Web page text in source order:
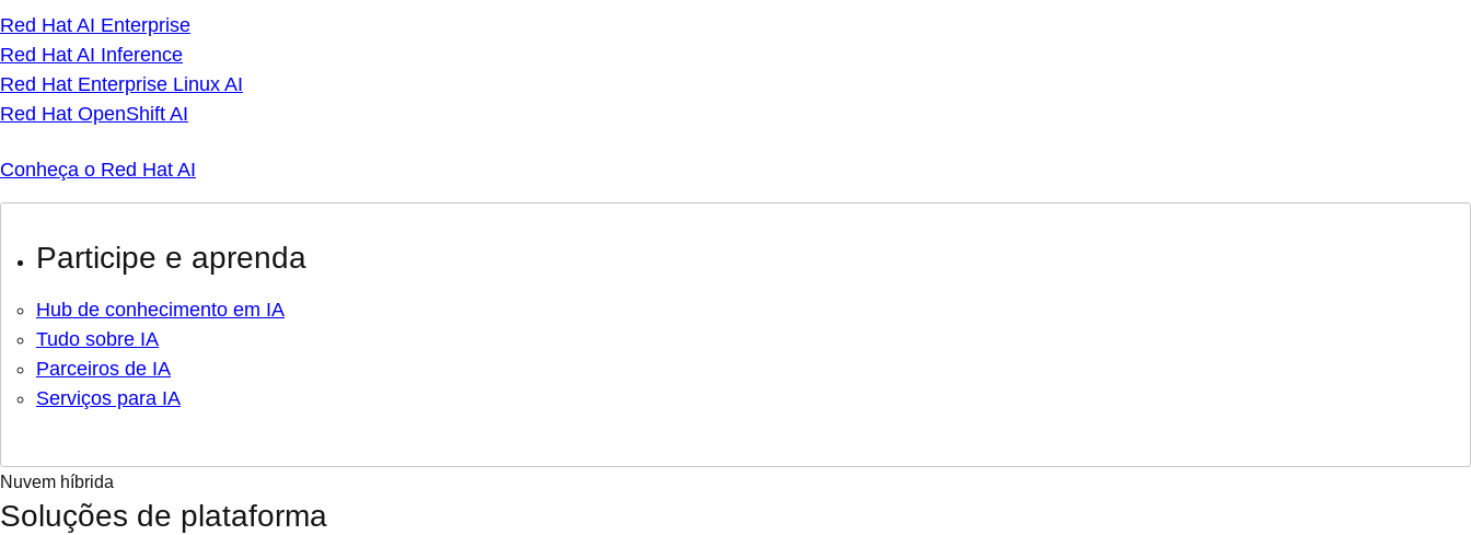
Red Hat AI Enterprise
Red Hat AI Inference
Red Hat Enterprise Linux AI
Red Hat OpenShift AI
Conheça o Red Hat AI
Participe e aprenda
Hub de conhecimento em IA
Tudo sobre IA
Parceiros de IA
Serviços para IA
Nuvem híbrida
Soluções de plataforma